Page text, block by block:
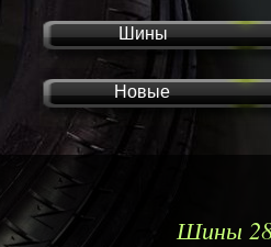
Шины
Новые
Шины